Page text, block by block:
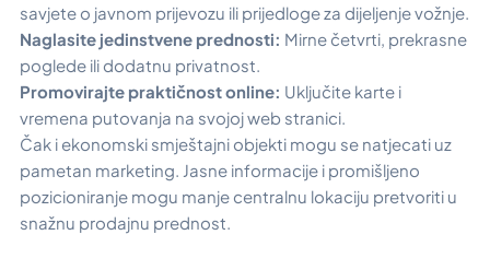
savjete o javnom prijevozu ili prijedloge za dijeljenje vožnje.
Naglasite jedinstvene prednosti: Mirne četvrti, prekrasne
poglede ili dodatnu privatnost.
Promovirajte praktičnost online: Uključite karte i
vremena putovanja na svojoj web stranici.
Čak i ekonomski smještajni objekti mogu se natjecati uz
pametan marketing. Jasne informacije i promišljeno
pozicioniranje mogu manje centralnu lokaciju pretvoriti u
snažnu prodajnu prednost.